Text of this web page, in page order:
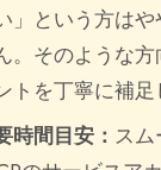
」という方は
。そのような
トを丁寧に補足
時間目安： ス